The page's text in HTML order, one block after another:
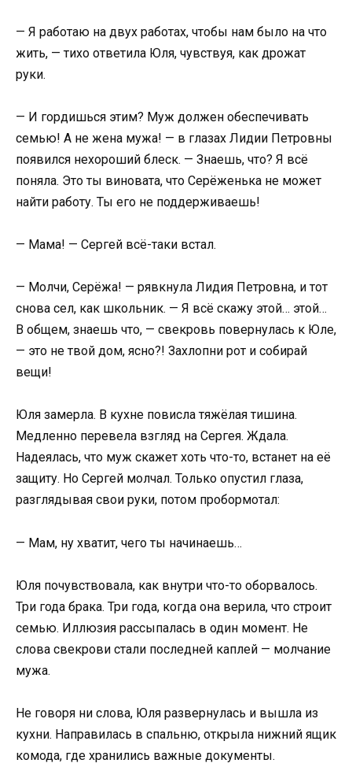
— Я работаю на двух работах, чтобы нам было на что
жить, — тихо ответила Юля, чувствуя, как дрожат
руки.
— И гордишься этим? Муж должен обеспечивать
семью! А не жена мужа! — в глазах Лидии Петровны
появился нехороший блеск. — Знаешь, что? Я всё
поняла. Это ты виновата, что Серёженька не может
найти работу. Ты его не поддерживаешь!
— Мама! — Сергей всё-таки встал.
— Молчи, Серёжа! — рявкнула Лидия Петровна, и тот
снова сел, как школьник. — Я всё скажу этой… этой…
В общем, знаешь что, — свекровь повернулась к Юле,
— это не твой дом, ясно?! Захлопни рот и собирай
вещи!
Юля замерла. В кухне повисла тяжёлая тишина.
Медленно перевела взгляд на Сергея. Ждала.
Надеялась, что муж скажет хоть что-то, встанет на её
защиту. Но Сергей молчал. Только опустил глаза,
разглядывая свои руки, потом пробормотал:
— Мам, ну хватит, чего ты начинаешь…
Юля почувствовала, как внутри что-то оборвалось.
Три года брака. Три года, когда она верила, что строит
семью. Иллюзия рассыпалась в один момент. Не
слова свекрови стали последней каплей — молчание
мужа.
Не говоря ни слова, Юля развернулась и вышла из
кухни. Направилась в спальню, открыла нижний ящик
комода, где хранились важные документы.